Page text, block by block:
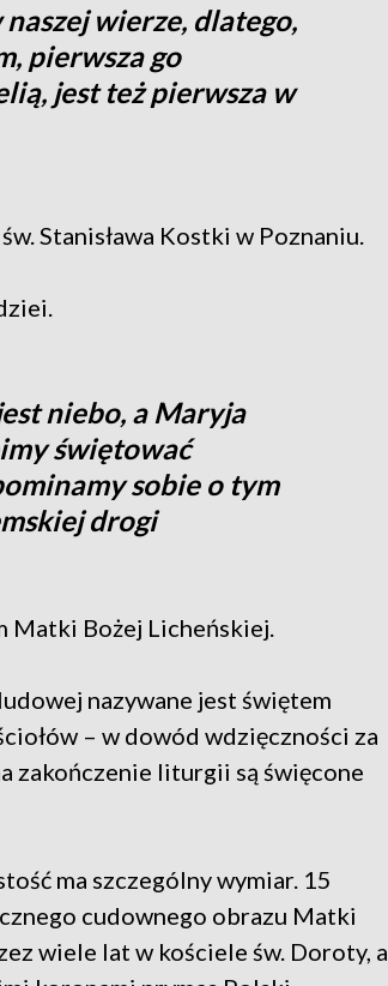
wierze, dlatego,
pierwsza go
jest też pierwsza w
Stanisława Kostki w Poznaniu.
niebo, a Maryja
świętować
sobie o tym
drogi
Matki Bożej Licheńskiej.
nazywane jest świętem
– w dowód wdzięczności za
zakończenie liturgii są święcone
ma szczególny wymiar. 15
cudownego obrazu Matki
wiele lat w kościele św. Doroty, a